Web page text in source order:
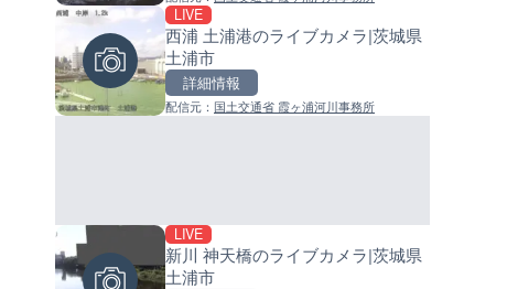
LIVE
西浦 土浦港のライブカメラ|茨城県
土浦市
詳細情報
配信元： 国土交通省 霞ヶ浦河川事務所
LIVE
新川 神天橋のライブカメラ|茨城県
土浦市
日本全国・緊急地震速報のラ
配信元：株式会社ティーファイブプロジ
内海海水浴場のライブカメラ|
産湯川水門付近のライブカメ
配信元：日高町役場
導目木川 花立砂防堰堤下流の